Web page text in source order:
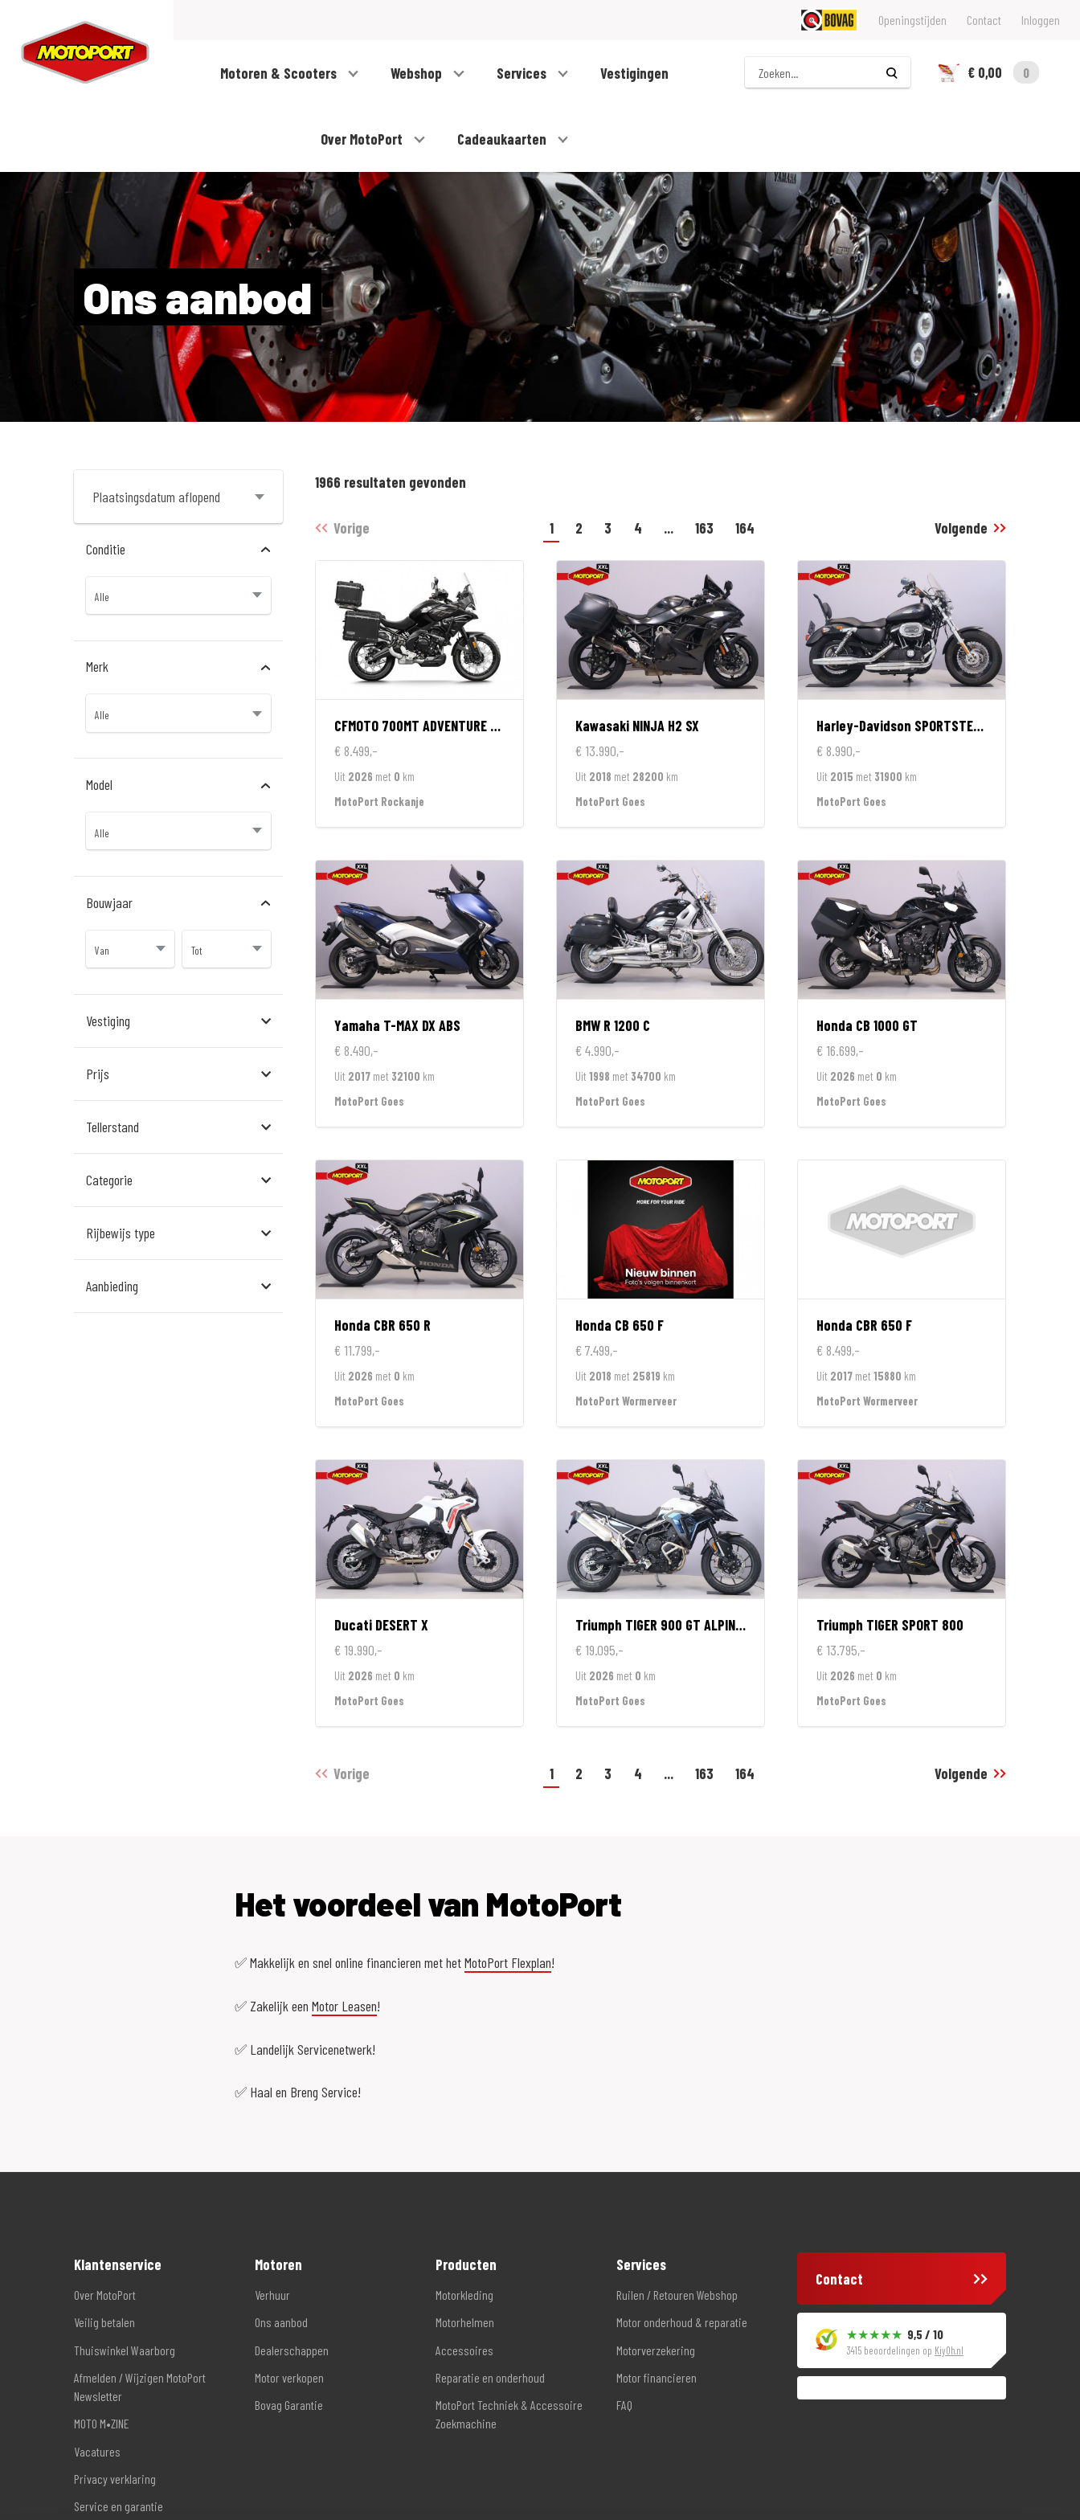
Openingstijden Contact Inloggen
Motoren & Scooters Webshop Services Vestigingen
Over MotoPort Cadeaukaarten
Zoeken
€ 0,00
0
Ons aanbod
Conditie
Merk
Model
Bouwjaar
Vestiging
Den Bosch
Hillegom
Leek
Leeuwarden
Prijs
Tellerstand
Categorie
Rijbewijs type
Aanbieding
1966 resultaten gevonden
Vorige 1 2 3 4 ... 163 164 Volgende
CFMOTO 700MT ADVENTURE GT EDITION
€ 8.499,-
Uit 2026 met 0 km
MotoPort Rockanje
Kawasaki NINJA H2 SX
€ 13.990,-
Uit 2018 met 28200 km
MotoPort Goes
Harley-Davidson SPORTSTER 1200 CUSTOM LIMITED
€ 8.990,-
Uit 2015 met 31900 km
MotoPort Goes
Yamaha T-MAX DX ABS
€ 8.490,-
Uit 2017met 32100 km
MotoPort Goes
BMW R 1200 C
€ 4.990,-
Uit 1998 met 34700 km
MotoPort Goes
Honda CB 1000 GT
€ 16.699,-
Uit 2026 met 0 km
MotoPort Goes
Honda CBR 650 R
€ 11.799,-
Uit 2026 met 0 km
MotoPort Goes
Honda CB 650 F
€ 7.499,-
Uit 2018 met 25819 km
MotoPort Wormerveer
Honda CBR 650 F
€ 8.499,-
Uit 2017met 15880 km
MotoPort Wormerveer
Ducati DESERT X
€ 19.990,-
Uit 2026 met 0 km
MotoPort Goes
Triumph TIGER 900 GT ALPINE EDITION
€ 19.095,-
Uit 2026 met 0 km
MotoPort Goes
Triumph TIGER SPORT 800
€ 13.795,-
Uit 2026 met 0 km
MotoPort Goes
Vorige 1 2 3 4 ... 163 164 Volgende
Het voordeel van MotoPort
✅ Makkelijk en snel online financieren met hetMotoPort Flexplan!
✅ Zakelijk een Motor Leasen!
✅ Landelijk Servicenetwerk!
✅ Haal en Breng Service!
Klantenservice
Over MotoPort
Veilig betalen
Thuiswinkel Waarborg
Afmelden / Wijzigen MotoPort
Newsletter
MOTO M•ZINE
Vacatures
Privacy verklaring
Service en garantie
Motoren
Verhuur
Ons aanbod
Dealerschappen
Motor verkopen
Bovag Garantie
Producten
Motorkleding
Motorhelmen
Accessoires
Reparatie en onderhoud
MotoPort Techniek & Accessoire
Zoekmachine
Services
Ruilen / Retouren Webshop
Motor onderhoud & reparatie
Motorverzekering
Motor financieren
FAQ
Contact
9,5 / 10
3415 beoordelingen op KiyOh.nl